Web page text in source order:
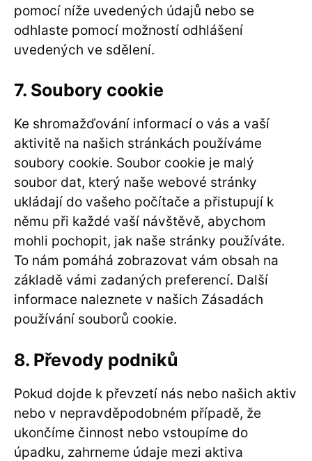
pomocí níže uvedených údajů nebo se
odhlaste pomocí možností odhlášení
uvedených ve sdělení.
7. Soubory cookie
Ke shromažďování informací o vás a vaší
aktivitě na našich stránkách používáme
soubory cookie. Soubor cookie je malý
soubor dat, který naše webové stránky
ukládají do vašeho počítače a přistupují k
němu při každé vaší návštěvě, abychom
mohli pochopit, jak naše stránky používáte.
To nám pomáhá zobrazovat vám obsah na
základě vámi zadaných preferencí. Další
informace naleznete v našich Zásadách
používání souborů cookie.
8. Převody podniků
Pokud dojde k převzetí nás nebo našich aktiv
nebo v nepravděpodobném případě, že
ukončíme činnost nebo vstoupíme do
úpadku, zahrneme údaje mezi aktiva